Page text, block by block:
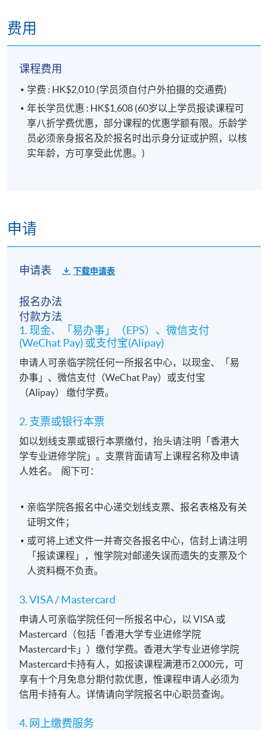
费用
课程费用
学费 : HK$2,010 (学员须自付户外拍摄的交通费)
年长学员优惠 : HK$1,608 (60岁以上学员报读课程可
享八折学费优惠，部分课程的优惠学额有限。乐龄学
员必须亲身报名及於报名时出示身分证或护照，以核
实年龄，方可享受此优惠。)
申请
申请表 下载申请表
报名办法
付款方法
1. 现金、「易办事」（EPS）、微信支付
(WeChat Pay) 或支付宝(Alipay)
申请人可亲临学院任何一所报名中心，以现金、「易
办事」、微信支付（WeChat Pay）或支付宝
（Alipay） 缴付学费。
2. 支票或银行本票
如以划线支票或银行本票缴付，抬头请注明「香港大
学专业进修学院」。支票背面请写上课程名称及申请
人姓名。 阁下可：
亲临学院各报名中心递交划线支票、报名表格及有关
证明文件；
或可将上述文件一并寄交各报名中心，信封上请注明
「报读课程」，惟学院对邮递失误而遗失的支票及个
人资料概不负责。
3. VISA / Mastercard
申请人可亲临学院任何一所报名中心，以 VISA 或
Mastercard（包括「香港大学专业进修学院
Mastercard卡」）缴付学费。香港大学专业进修学院
Mastercard卡持有人，如报读课程满港币2,000元，可
享有十个月免息分期付款优惠，惟课程申请人必须为
信用卡持有人。详情请向学院报名中心职员查询。
4. 网上缴费服务